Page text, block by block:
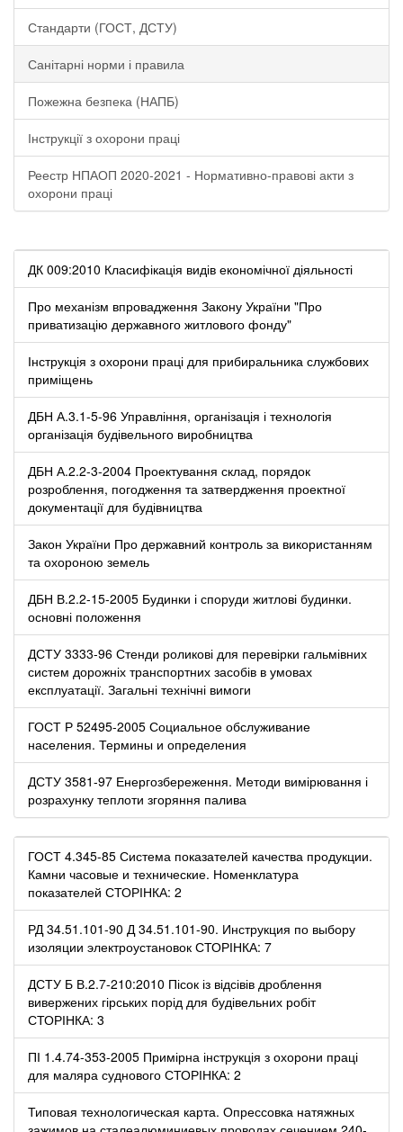
Стандарти (ГОСТ, ДСТУ)
Санітарні норми і правила
Пожежна безпека (НАПБ)
Інструкції з охорони праці
Реестр НПАОП 2020-2021 - Нормативно-правові акти з
охорони праці
ДК 009:2010 Класифікація видів економічної діяльності
Про механізм впровадження Закону України "Про
приватизацію державного житлового фонду"
Інструкція з охорони праці для прибиральника службових
приміщень
ДБН А.3.1-5-96 Управління, організація і технологія
організація будівельного виробництва
ДБН А.2.2-3-2004 Проектування склад, порядок
розроблення, погодження та затвердження проектної
документації для будівництва
Закон України Про державний контроль за використанням
та охороною земель
ДБН В.2.2-15-2005 Будинки і споруди житлові будинки.
основні положення
ДСТУ 3333-96 Стенди роликові для перевірки гальмівних
систем дорожніх транспортних засобів в умовах
експлуатації. Загальні технічні вимоги
ГОСТ Р 52495-2005 Социальное обслуживание
населения. Термины и определения
ДСТУ 3581-97 Енергозбереження. Методи вимірювання і
розрахунку теплоти згоряння палива
ГОСТ 4.345-85 Система показателей качества продукции.
Камни часовые и технические. Номенклатура
показателей СТОРІНКА: 2
РД 34.51.101-90 Д 34.51.101-90. Инструкция по выбору
изоляции электроустановок СТОРІНКА: 7
ДСТУ Б В.2.7-210:2010 Пісок із відсівів дроблення
вивержених гірських порід для будівельних робіт
СТОРІНКА: 3
ПІ 1.4.74-353-2005 Примірна інструкція з охорони праці
для маляра суднового СТОРІНКА: 2
Типовая технологическая карта. Опрессовка натяжных